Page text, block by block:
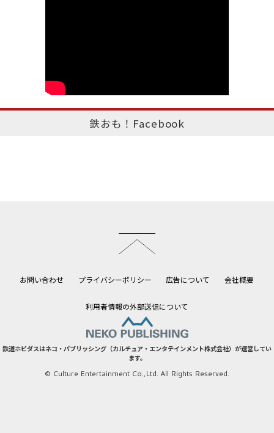
鉄おも！Facebook
お問い合わせ プライバシーポリシー 広告について 会社概要
利用者情報の外部送信について
鉄道ホビダスはネコ・パブリッシング（カルチュア・エンタテインメント株式会社）が運営してい
ます。
© Culture Entertainment Co.,Ltd. All Rights Reserved.